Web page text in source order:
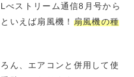
べストリーム通信8月号から
いえば扇風機！ 扇風機の種
ん、エアコンと併用して使